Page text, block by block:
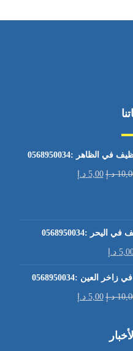
الظاهر :0568950034
د.إ 5,00 د.إ
:0568950034
د.إ
العين :0568950034
د.إ 5,00 د.إ